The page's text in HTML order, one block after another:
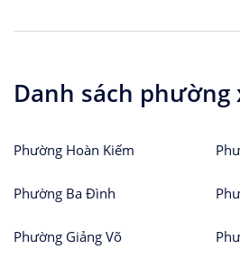
Danh sách phường
Phường Hoàn Kiếm
Phường Ba Đình
Phường Giảng Võ